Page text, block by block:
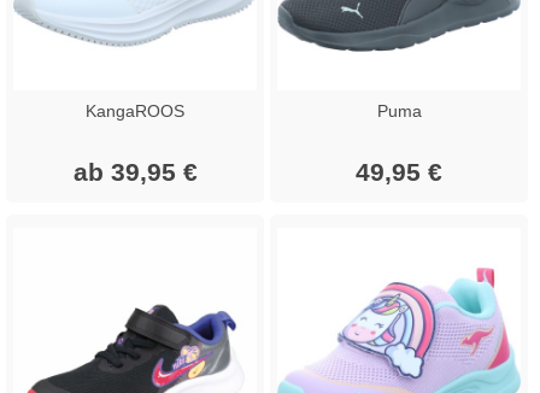
KangaROOS
ab 39,95 €
Puma
49,95 €